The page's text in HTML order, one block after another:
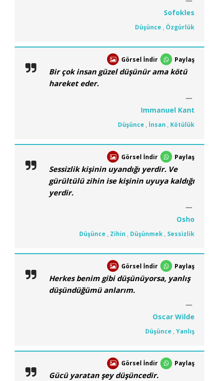
Sofokles
Düşünce , Özgürlük
Görsel İndir Paylaş
Bir çok insan güzel düşünür ama kötü
hareket eder.
Immanuel Kant
Düşünce , İnsan , Kötülük
Görsel İndir Paylaş
Sessizlik kişinin uyandığı yerdir. Ve
gürültülü zihin ise kişinin uyuya kaldığı
yerdir.
Osho
Düşünce , Zihin , Düşünmek , Sessizlik
Görsel İndir Paylaş
Herkes benim gibi düşünüyorsa, yanlış
düşündüğümü anlarım.
Oscar Wilde
Düşünce , Yanlış
Görsel İndir Paylaş
Gücü yaratan şey düşüncedir.